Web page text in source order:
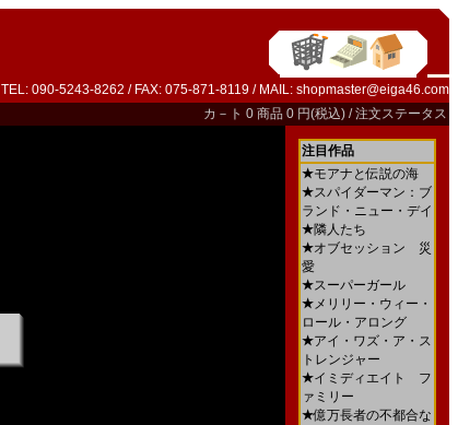
TEL: 090-5243-8262 / FAX: 075-871-8119 / MAIL: shopmaster@eiga46.com
カ－ト 0 商品 0 円(税込) /注文ステータス
注目作品
★モアナと伝説の海
★スパイダーマン：ブ
ランド・ニュー・デイ
★隣人たち
★オブセッション 災
愛
★スーパーガール
★メリリー・ウィー・
ロール・アロング
★アイ・ワズ・ア・ス
トレンジャー
★イミディエイト フ
ァミリー
★億万長者の不都合な